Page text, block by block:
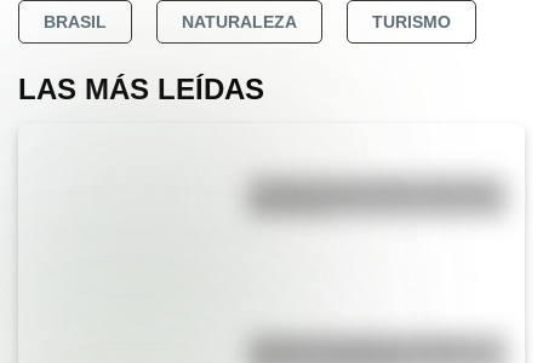
BRASIL NATURALEZA TURISMO
LAS MÁS LEÍDAS
Bandera de Bolivia: historia,